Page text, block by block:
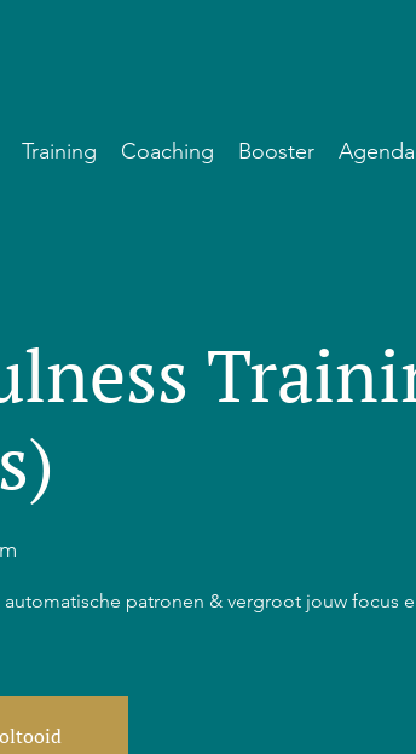
Training Coaching Booster Agenda
patronen & vergroot jouw focus